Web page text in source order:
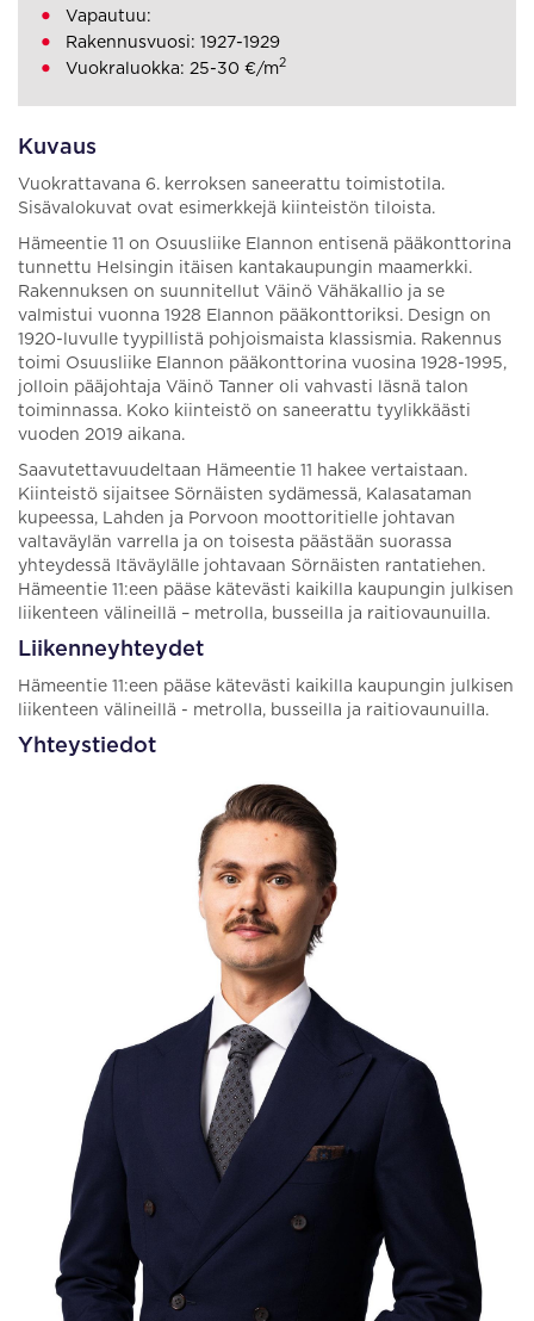
Kuvaus
Vuokrattavana 6. kerroksen saneerattu toimistotila.
Sisävalokuvat ovat esimerkkejä kiinteistön tiloista.
Hämeentie 11 on Osuusliike Elannon entisenä pääkonttorina
tunnettu Helsingin itäisen kantakaupungin maamerkki.
Rakennuksen on suunnitellut Väinö Vähäkallio ja se
valmistui vuonna 1928 Elannon pääkonttoriksi. Design on
1920-luvulle tyypillistä pohjoismaista klassismia. Rakennus
toimi Osuusliike Elannon pääkonttorina vuosina 1928-1995,
jolloin pääjohtaja Väinö Tanner oli vahvasti läsnä talon
toiminnassa. Koko kiinteistö on saneerattu tyylikkäästi
vuoden 2019 aikana.
Saavutettavuudeltaan Hämeentie 11 hakee vertaistaan.
Kiinteistö sijaitsee Sörnäisten sydämessä, Kalasataman
kupeessa, Lahden ja Porvoon moottoritielle johtavan
valtaväylän varrella ja on toisesta päästään suorassa
yhteydessä Itäväylälle johtavaan Sörnäisten rantatiehen.
Hämeentie 11:een pääse kätevästi kaikilla kaupungin julkisen
liikenteen välineillä – metrolla, busseilla ja raitiovaunuilla.
Liikenneyhteydet
Hämeentie 11:een pääse kätevästi kaikilla kaupungin julkisen
liikenteen välineillä - metrolla, busseilla ja raitiovaunuilla.
Yhteystiedot
Vapautuu:
Rakennusvuosi: 1927-1929
Vuokraluokka: 25-30 €/m2